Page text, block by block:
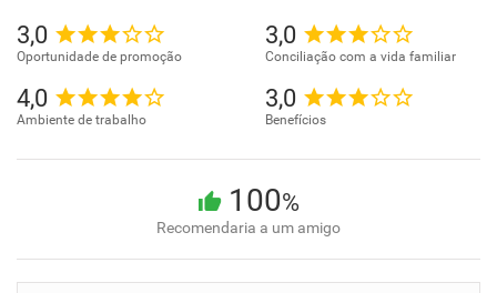
3,0
Oportunidade de promoção
3,0
Conciliação com a vida familiar
4,0
Ambiente de trabalho
3,0
Benefícios
100%
Recomendaria a um amigo